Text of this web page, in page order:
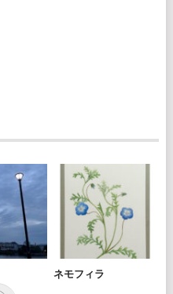
ネモフィラ